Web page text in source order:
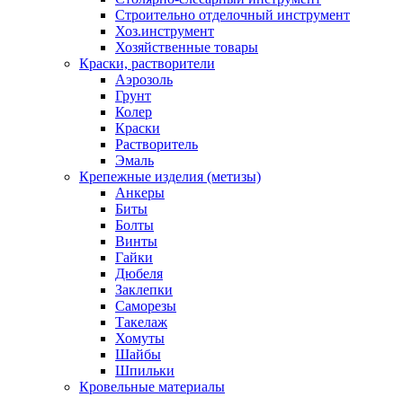
Строительно отделочный инструмент
Хоз.инструмент
Хозяйственные товары
Краски, растворители
Аэрозоль
Грунт
Колер
Краски
Растворитель
Эмаль
Крепежные изделия (метизы)
Анкеры
Биты
Болты
Винты
Гайки
Дюбеля
Заклепки
Саморезы
Такелаж
Хомуты
Шайбы
Шпильки
Кровельные материалы